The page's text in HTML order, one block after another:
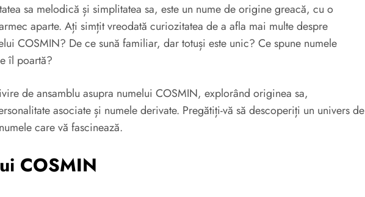
sa melodică și simplitatea sa, este un nume de origine greacă, cu o
aparte. Ați simțit vreodată curiozitatea de a afla mai multe despre
COSMIN? De ce sună familiar, dar totuși este unic? Ce spune numele
îl poartă?
de ansamblu asupra numelui COSMIN, explorând originea sa,
asociate și numele derivate. Pregătiți-vă să descoperiți un univers de
care vă fascinează.
COSMIN